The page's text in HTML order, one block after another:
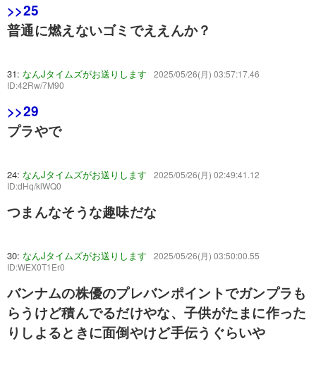
>>25
普通に燃えないゴミでええんか？
31: なんJタイムズがお送りします
2025/05/26(月) 03:57:17.46
ID:42Rw/7M90
>>29
プラやで
24: なんJタイムズがお送りします
2025/05/26(月) 02:49:41.12
ID:dHq/klWQ0
つまんなそうな趣味だな
30: なんJタイムズがお送りします
2025/05/26(月) 03:50:00.55
ID:WEX0T1Er0
バンナムの株優のプレバンポイントでガンプラも
らうけど積んでるだけやな、子供がたまに作った
りしよるときに面倒やけど手伝うぐらいや